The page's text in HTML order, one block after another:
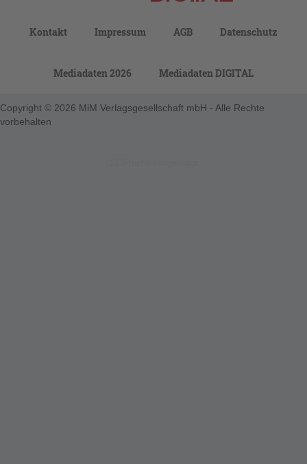
Kontakt Impressum AGB Datenschutz
Mediadaten 2026 Mediadaten DIGITAL
Copyright © 2026 MiM Verlagsgesellschaft mbH - Alle Rechte
vorbehalten